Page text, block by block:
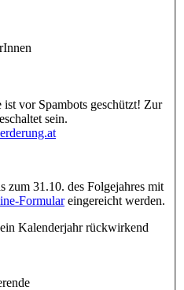
vor Spambots geschützt! Zur
sein.
zum 31.10. des Folgejahres mit
Formulareingereicht werden.
Kalenderjahr rückwirkend